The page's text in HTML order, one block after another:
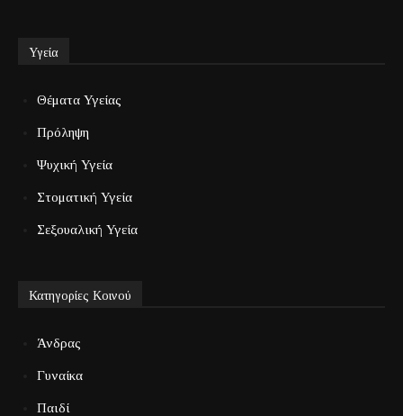
Υγεία
Θέματα Υγείας
Πρόληψη
Ψυχική Υγεία
Στοματική Υγεία
Σεξουαλική Υγεία
Κατηγορίες Κοινού
Άνδρας
Γυναίκα
Παιδί